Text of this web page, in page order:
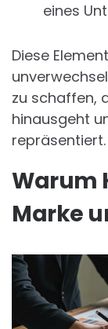
eines
Diese
zu schaffen,
hinausgeht
repräsentiert.
Warum
Marke